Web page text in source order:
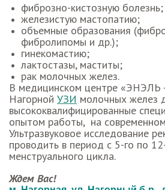
фиброзно-кистозную болезнь;
железистую мастопатию;
объемные образования
фибролипомы и др.);
гинекомастию;
лактостазы, маститы;
рак молочных желез.
В медицинском центре
Нагорной УЗИ молочных желез
высококвалифицированные
опытом работы, на
Ультразвуковое исследование
проводить в период с 5-го по
менструального цикла.
Ждем Вас!